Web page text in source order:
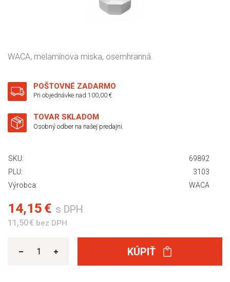
WACA, melamínova miska, osemhranná.
POŠTOVNÉ ZADARMO
Pri objednávke nad 100,00 €
TOVAR SKLADOM
Osobný odber na našej predajni
SKU:
69892
PLU:
3103
Výrobca:
WACA
14,15 € s DPH
11,50 € bez DPH
KÚPIŤ